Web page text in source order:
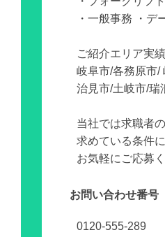
・一般事務 ・デ
ご紹介エリア実績
岐阜市/各務原市/
治見市/土岐市/瑞
当社では求職者
求めている条件
お気軽にご応募
お問い合わせ番号
0120-555-289